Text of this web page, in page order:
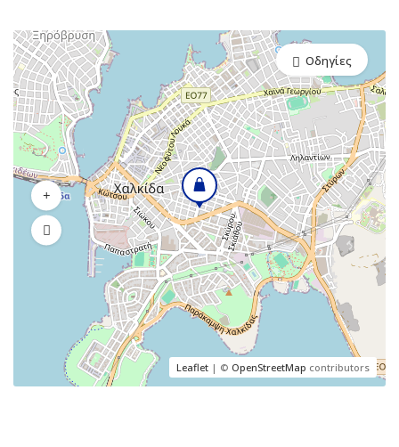
Leaflet | © OpenStreetMap contributors
Οδηγίες